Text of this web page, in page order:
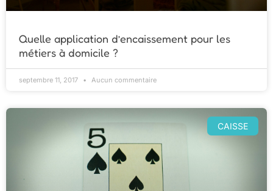
Quelle application d’encaissement pour les
métiers à domicile ?
septembre 11, 2017 Aucun commentaire
CAISSE